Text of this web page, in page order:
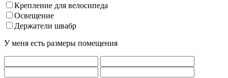
Крепление для велосипеда
Освещение
Держатели швабр
У меня есть размеры помещения